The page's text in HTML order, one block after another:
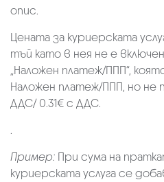
опис.
Цената за куриерската
тъй като в нея не е
„Наложен платеж/ППП“,
Наложен платеж/ППП, но не
ДДС/ 0.31€ с ДДС.
.
Пример: При сума на
куриерската услуга се